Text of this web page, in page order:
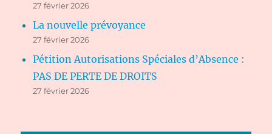
27 février 2026
La nouvelle prévoyance
27 février 2026
Pétition Autorisations Spéciales d’Absence :
PAS DE PERTE DE DROITS
27 février 2026